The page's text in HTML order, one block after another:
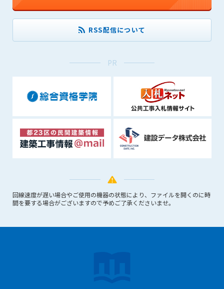
RSS配信について
PR
回線速度が遅い場合やご使用の機器の状態により、ファイルを開くのに時
間を要する場合がございますので予めご了承くださいませ。
(4) その他、管理者が不適当と判断した場合
第8条（サービスの変更・中止等）
廃止を含み)し、本サービスの運営を中止または廃止することが
被った損害について管理者は､一切の責任をも負わないものと
します。
会員の氏名、住所、性別、年齢、メールアドレスその他本サー
ビスの提供に関連して管理者が知り得た会員の個人情報（以下
個人情報といいます）について、管理者は、以下の各号に該当
(1) 会員が、自己の個人情報の開示に事前に同意している場合
者に提供する場合